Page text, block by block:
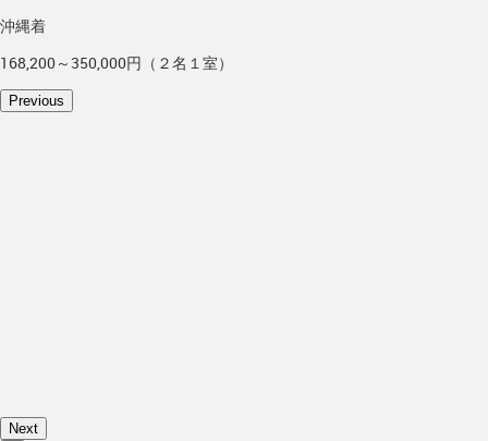
沖縄着
168,200～350,000円（２名１室）
Previous
Next